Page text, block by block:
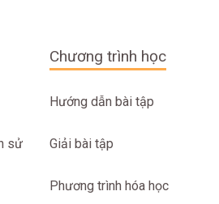
sử
Chương trình học
Hướng dẫn bài tập
Giải bài tập
Phương trình hóa học